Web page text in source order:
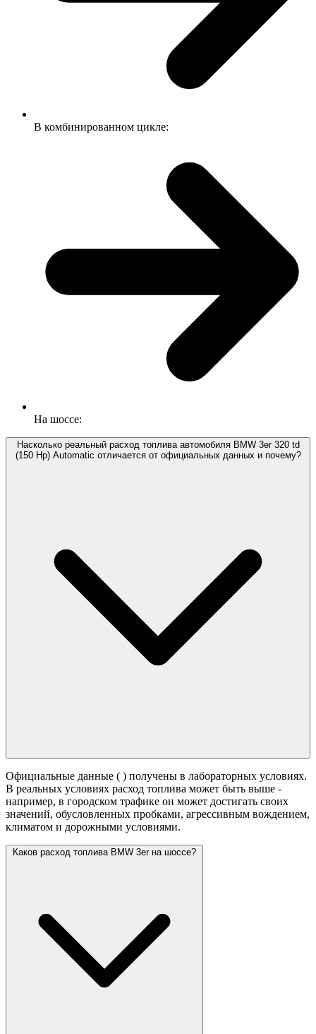
В комбинированном цикле:
На шоссе:
Насколько реальный расход топлива автомобиля BMW 3er 320 td
(150 Hp) Automatic отличается от официальных данных и почему?
Официальные данные ( ) получены в лабораторных условиях.
В реальных условиях расход топлива может быть выше -
например, в городском трафике он может достигать своих
значений, обусловленных пробками, агрессивным вождением,
климатом и дорожными условиями.
Каков расход топлива BMW 3er на шоссе?